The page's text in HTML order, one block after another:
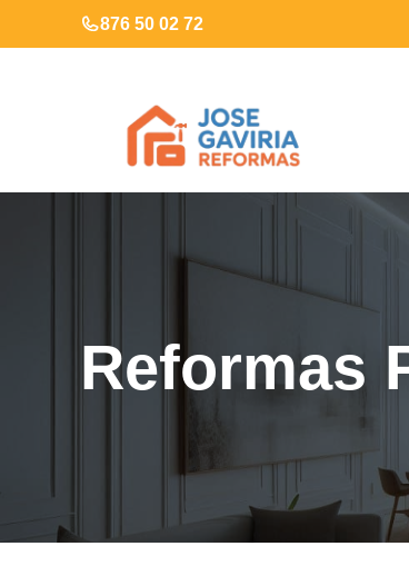
al
876 50 02 72
Reformas